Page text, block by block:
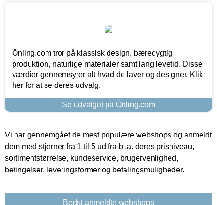
Önling.com tror på klassisk design, bæredygtig
produktion, naturlige materialer samt lang levetid. Disse
værdier gennemsyrer alt hvad de laver og designer. Klik
her for at se deres udvalg.
Se udvalget på Önling.com
Vi har gennemgået de mest populære webshops og anmeldt
dem med stjerner fra 1 til 5 ud fra bl.a. deres prisniveau,
sortimentstørrelse, kundeservice, brugervenlighed,
betingelser, leveringsformer og betalingsmuligheder.
Bedst anmeldte webshops